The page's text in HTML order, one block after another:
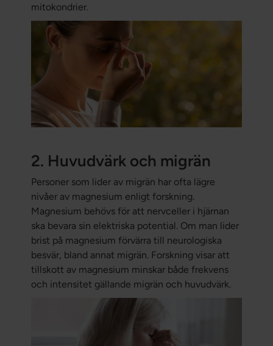
mitokondrier.
2. Huvudvärk och migrän
Personer som lider av migrän har ofta lägre
nivåer av magnesium enligt forskning.
Magnesium behövs för att nervceller i hjärnan
ska bevara sin elektriska potential. Om man lider
brist på magnesium förvärra till neurologiska
besvär, bland annat migrän. Forskning visar att
tillskott av magnesium minskar både frekvens
och intensitet gällande migrän och huvudvärk.